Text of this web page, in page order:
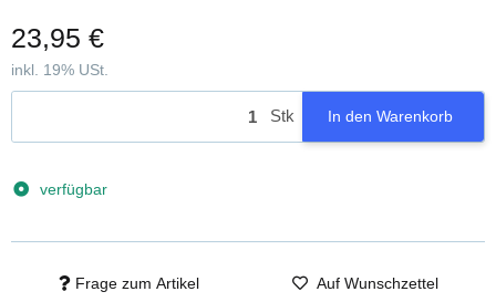
23,95 €
inkl. 19% USt.
Stk In den Warenkorb
verfügbar
Frage zum Artikel Auf Wunschzettel